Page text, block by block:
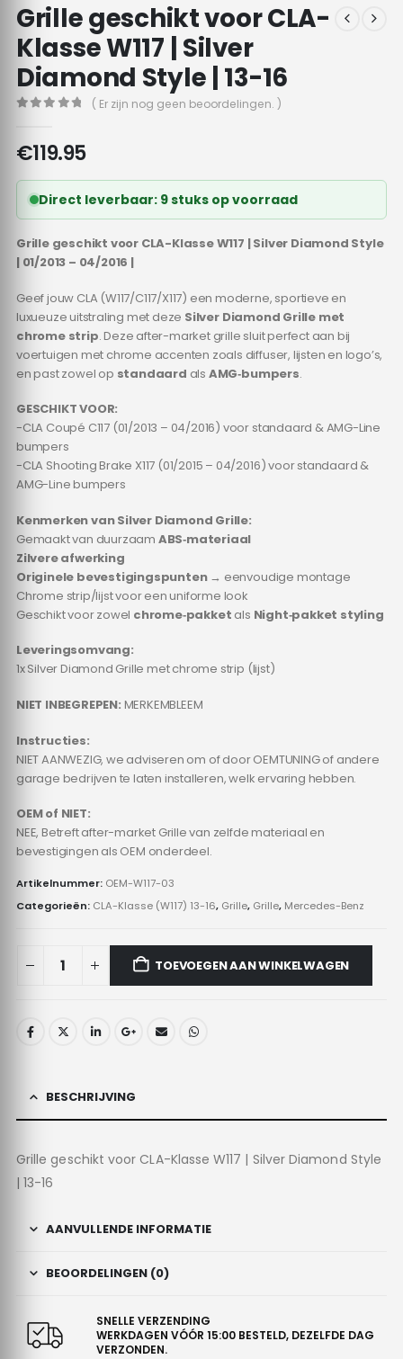
Grille geschikt voor CLA-
Klasse W117 | Silver
Diamond Style | 13-16
( Er zijn nog geen beoordelingen. )
€119.95
Direct leverbaar: 9 stuks op voorraad
Grille geschikt voor CLA-Klasse W117 | Silver Diamond Style
| 01/2013 – 04/2016 |
Geef jouw CLA (W117/C117/X117) een moderne, sportieve en
luxueuze uitstraling met deze Silver Diamond Grille met
chrome strip. Deze after-market grille sluit perfect aan bij
voertuigen met chrome accenten zoals diffuser, lijsten en logo’s,
en past zowel op standaard als AMG‑bumpers.
GESCHIKT VOOR:
-CLA Coupé C117 (01/2013 – 04/2016) voor standaard & AMG-Line
bumpers
-CLA Shooting Brake X117 (01/2015 – 04/2016) voor standaard &
AMG-Line bumpers
Kenmerken van Silver Diamond Grille:
Gemaakt van duurzaam ABS‑materiaal
Zilvere afwerking
Originele bevestigingspunten→ eenvoudige montage
Chrome strip/lijst voor een uniforme look
Geschikt voor zowel chrome‑pakket als Night‑pakket styling
Leveringsomvang:
1x Silver Diamond Grille met chrome strip (lijst)
NIET INBEGREPEN: MERKEMBLEEM
Instructies:
NIET AANWEZIG, we adviseren om of door OEMTUNING of andere
garage bedrijven te laten installeren, welk ervaring hebben.
OEM of NIET:
NEE, Betreft after-market Grille van zelfde materiaal en
bevestigingen als OEM onderdeel.
Artikelnummer: OEM-W117-03
Categorieën: CLA-Klasse (W117) 13-16, Grille, Grille, Mercedes-Benz
TOEVOEGEN AAN WINKELWAGEN
BESCHRIJVING
Grille geschikt voor CLA-Klasse W117 | Silver Diamond Style
| 13-16
AANVULLENDE INFORMATIE
BEOORDELINGEN (0)
SNELLE VERZENDING
WERKDAGEN VÓÓR 15:00 BESTELD, DEZELFDE DAG
VERZONDEN.